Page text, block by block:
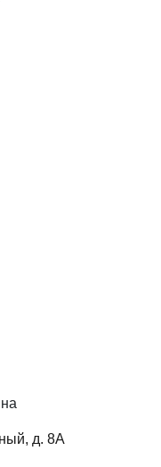
д. 8А